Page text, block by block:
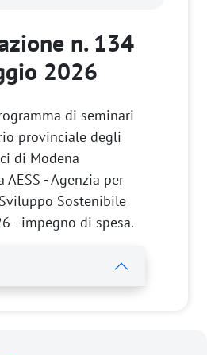
n. 134
2026
di seminari
provinciale degli
di Modena
AESS - Agenzia per
Sostenibile
- impegno di spesa.